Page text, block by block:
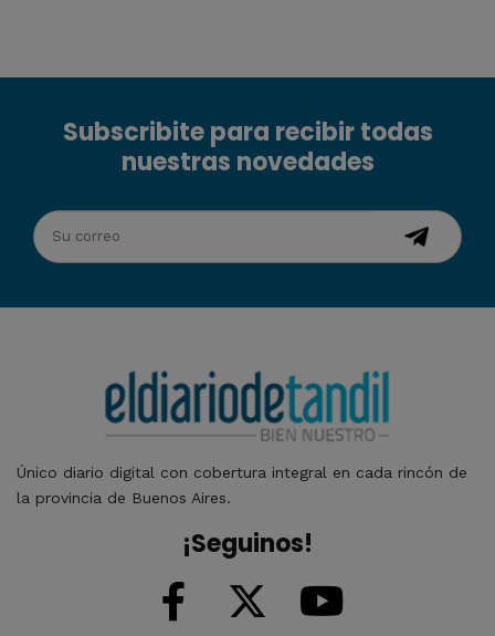
Subscribite para recibir todas
nuestras novedades
Único diario digital con cobertura integral en cada rincón de
la provincia de Buenos Aires.
¡Seguinos!